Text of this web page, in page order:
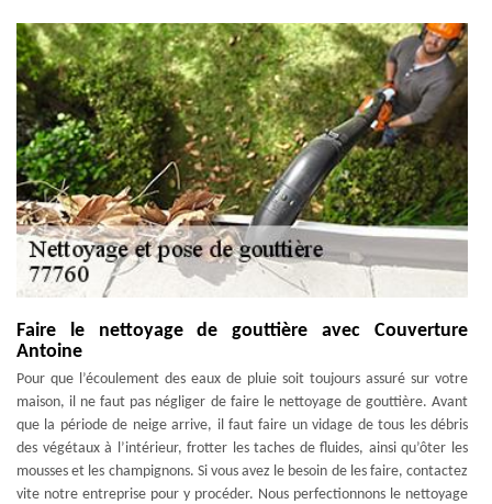
Faire le nettoyage de gouttière avec Couverture
Antoine
Pour que l’écoulement des eaux de pluie soit toujours assuré sur votre
maison, il ne faut pas négliger de faire le nettoyage de gouttière. Avant
que la période de neige arrive, il faut faire un vidage de tous les débris
des végétaux à l’intérieur, frotter les taches de fluides, ainsi qu’ôter les
mousses et les champignons. Si vous avez le besoin de les faire, contactez
vite notre entreprise pour y procéder. Nous perfectionnons le nettoyage